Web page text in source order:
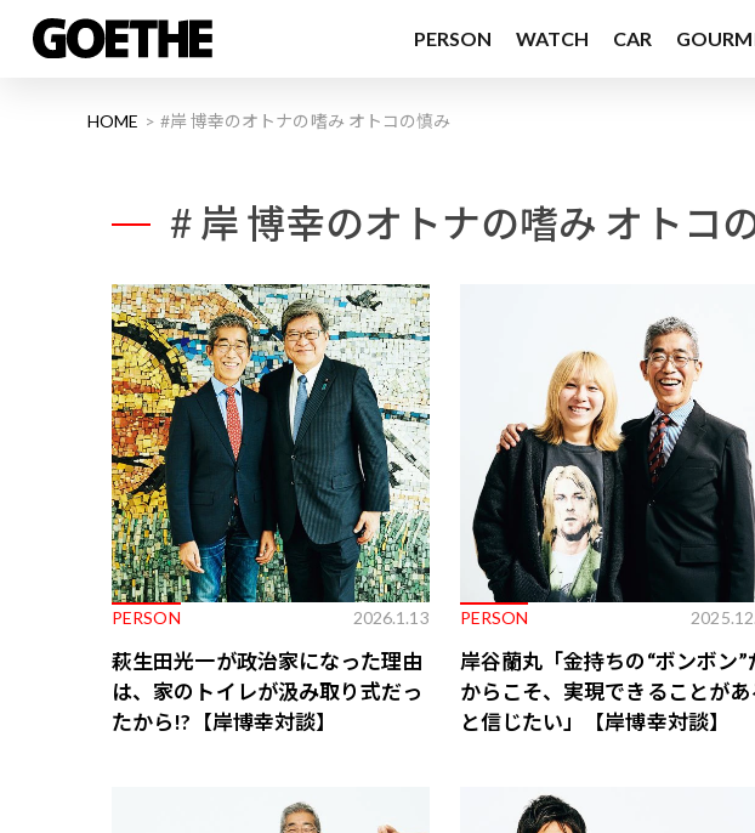
PERSON WATCH CAR
HOME #岸 博幸のオトナの嗜み オトコの慎み
# 岸 博幸のオトナの嗜み オトコ
PERSON 2026.1.13
萩生田光一が政治家になった理由
は、家のトイレが汲み取り式だっ
たから!?【岸博幸対談】
PERSON
岸谷蘭丸「金持ちの“ボンボン”
からこそ、実現できることがあ
と信じたい」【岸博幸対談】